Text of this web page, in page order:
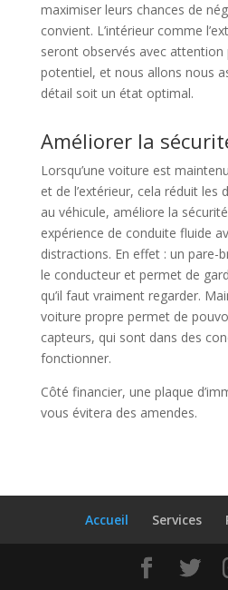
maximiser leurs chances de
convient. L’intérieur comme
seront observés avec
potentiel, et nous allons nous
détail soit un état optimal.
Améliorer la
Lorsqu’une voiture est
et de l’extérieur, cela réduit les
au véhicule, améliore la
expérience de conduite fluide
distractions. En effet : un pare-
le conducteur et permet de
qu’il faut vraiment regarder.
voiture propre permet de
capteurs, qui sont dans des
fonctionner.
Côté financier, une plaque
vous évitera des amendes.
Accueil Services